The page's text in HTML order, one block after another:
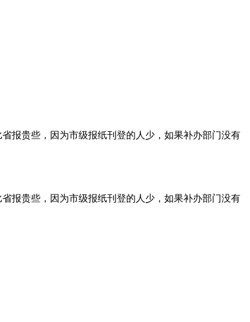
报贵些，因为市级报纸刊登的人少，如果补办部门没有
报贵些，因为市级报纸刊登的人少，如果补办部门没有